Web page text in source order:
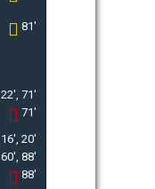
81'
22', 71'
71'
16', 20'
60', 88'
88'